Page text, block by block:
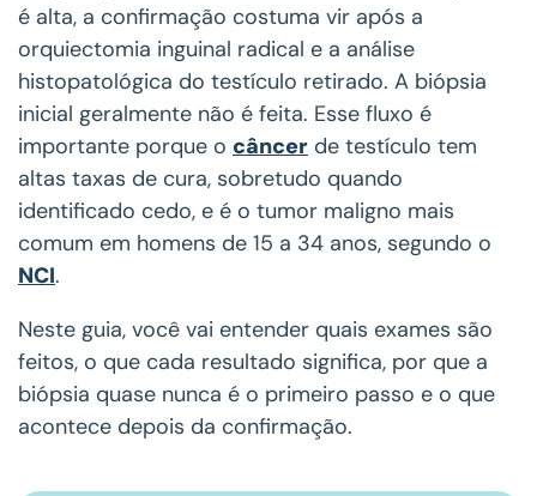
é alta, a confirmação costuma vir após a
orquiectomia inguinal radical e a análise
histopatológica do testículo retirado. A biópsia
inicial geralmente não é feita. Esse fluxo é
importante porque o câncer de testículo tem
altas taxas de cura, sobretudo quando
identificado cedo, e é o tumor maligno mais
comum em homens de 15 a 34 anos, segundo o
NCI.
Neste guia, você vai entender quais exames são
feitos, o que cada resultado significa, por que a
biópsia quase nunca é o primeiro passo e o que
acontece depois da confirmação.